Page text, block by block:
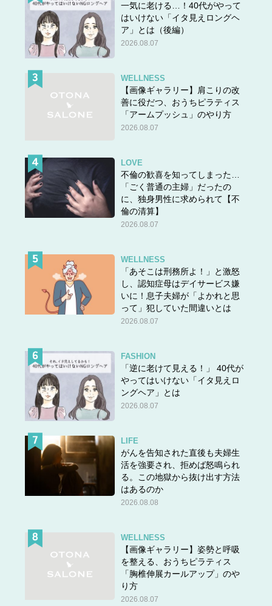
一気に老ける…！40代がやって
はいけない「イタ見えロングヘ
ア」とは（後編）
2026.08.07
WELLNESS
【画像ギャラリー】肩こりの改
善に役だつ、おうちピラティス
「アームプッシュ」のやり方
2026.08.07
LOVE
不倫の歓喜を知ってしまった…
「ごく普通の主婦」だったの
に、独身男性に求められて【不
倫の清算】
2026.08.07
WELLNESS
「あそこは刑務所よ！」と激怒
し、認知症母はデイサービス嫌
いに！息子夫婦が「よかれと思
って」犯していた間違いとは
2026.08.07
FASHION
「逆に老けて見える！」 40代が
やってはいけない「イタ見えロ
ングヘア」とは
2026.08.07
LIFE
がんを告知された直後も夫婦生
活を強要され、拒めば怒鳴られ
る。この地獄から抜け出す方法
はあるのか
2026.08.08
WELLNESS
【画像ギャラリー】姿勢と呼吸
を整える、おうちピラティス
「胸椎伸展カールアップ」のや
り方
2026.08.07